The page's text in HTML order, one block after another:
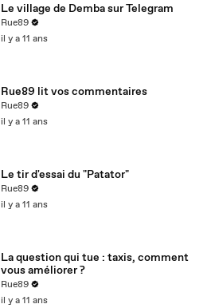
Le village de Demba sur Telegram
Rue89
il y a 11 ans
Rue89 lit vos commentaires
Rue89
il y a 11 ans
Le tir d'essai du "Patator"
Rue89
il y a 11 ans
La question qui tue : taxis, comment
vous améliorer ?
Rue89
il y a 11 ans